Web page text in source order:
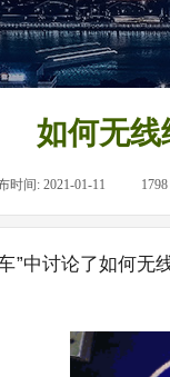
如何无线
时间: 2021-01-11 1798
”中讨论了如何